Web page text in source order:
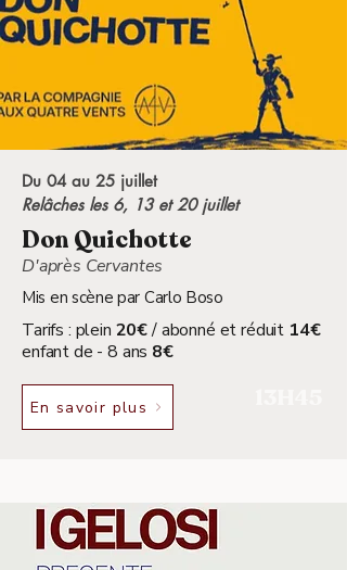
Du 04 au 25 juillet
Relâches les 6, 13 et 20 juillet
Don Quichotte
D'après Cervantes
Mis en scène par Carlo Boso
Tarifs : plein 20€/ abonné et réduit 14€
enfant de - 8 ans 8€
En savoir plus